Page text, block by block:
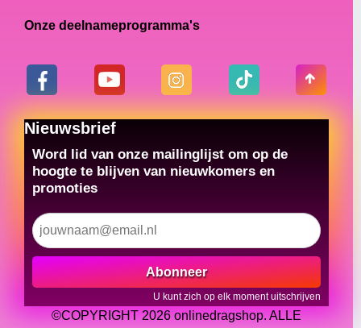
Onze deelnameprogramma's
Nieuwsbrief
Word lid van onze mailinglijst om op de
hoogte te blijven van nieuwkomers en
promoties
Abonneer
U kunt zich op elk moment uitschrijven
©COPYRIGHT 2026 onlinedragshop. ALLE